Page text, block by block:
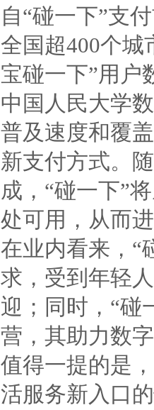
自“碰一下”支
全国超400个城
宝碰一下”用户
中国人民大学
普及速度和覆
新支付方式。
成，“碰一下”
处可用，从而
在业内看来，“
求，受到年轻
迎；同时，“碰
营，其助力数
值得一提的是
活服务新入口